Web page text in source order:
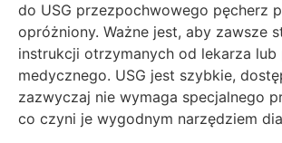
do USG przezpochwowego pęcherz
opróżniony. Ważne jest, aby zawsze
instrukcji otrzymanych od lekarza lub
medycznego. USG jest szybkie,
zazwyczaj nie wymaga specjalnego
co czyni je wygodnym narzędziem